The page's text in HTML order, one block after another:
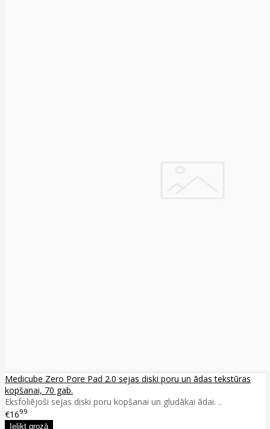
Medicube Zero Pore Pad 2.0 sejas diski poru un ādas tekstūras
kopšanai, 70 gab.
Eksfoliējoši sejas diski poru kopšanai un gludākai ādai. ..
€1699